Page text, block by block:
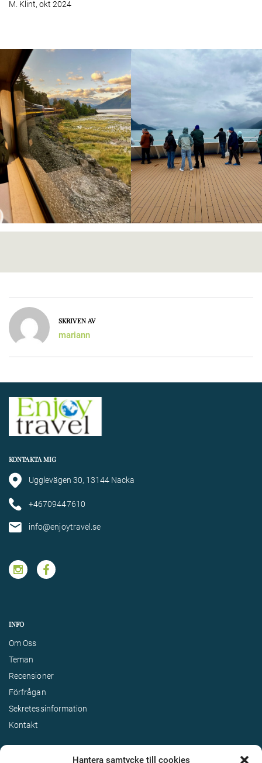
Hantera samtycke till cookies
M. Klint, okt 2024
SKRIVEN AV
mariann
KONTAKTA MIG
Ugglevägen 30, 13144 Nacka
+46709447610
info@enjoytravel.se
INFO
Om Oss
Teman
Recensioner
Förfrågan
Sekretessinformation
Kontakt